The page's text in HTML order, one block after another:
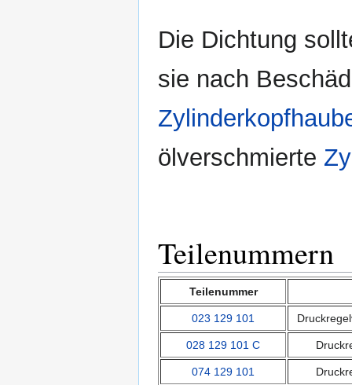
Die Dichtung
sie nach
ölverschmierte
Teilenummern
Teilenummer
023 129 101
028 129 101 C
074 129 101